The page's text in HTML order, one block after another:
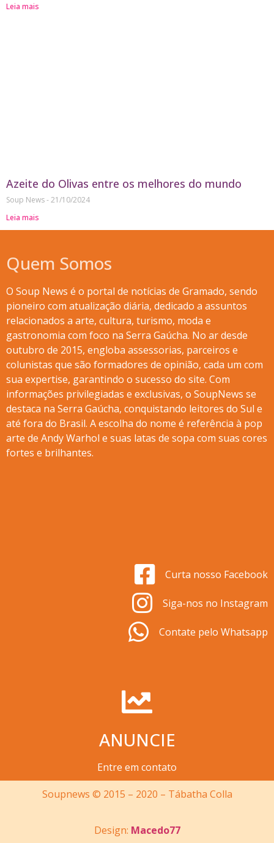
Leia mais
Azeite do Olivas entre os melhores do mundo
Soup News 21/10/2024
Leia mais
Quem Somos
O Soup News é o portal de notícias de Gramado, sendo
pioneiro com atualização diária, dedicado a assuntos
relacionados a arte, cultura, turismo, moda e
gastronomia com foco na Serra Gaúcha. No ar desde
outubro de 2015, engloba assessorias, parceiros e
colunistas que são formadores de opinião, cada um com
sua expertise, garantindo o sucesso do site. Com
informações privilegiadas e exclusivas, o SoupNews se
destaca na Serra Gaúcha, conquistando leitores do Sul e
até fora do Brasil. A escolha do nome é referência à pop
arte de Andy Warhol e suas latas de sopa com suas cores
fortes e brilhantes.
Curta nosso Facebook
Siga-nos no Instagram
Contate pelo Whatsapp
ANUNCIE
Entre em contato
Soupnews © 2015 – 2020 – Tábatha Colla
Design: Macedo77